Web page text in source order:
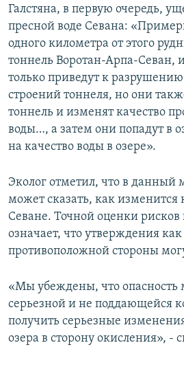
Галстяна, в первую очередь,
пресной воде Севана:
одного километра от этого
тоннель Воротан-Арпа-Севан,
только приведут к
строений тоннеля, но они
тоннель и изменят качество
воды…, а затем они попадут в
на качество воды в озере».
Эколог отметил, что в данный
может сказать, как изменится
Севане. Точной оценки рисков
означает, что утверждения как
противоположной стороны
«Мы убеждены, что опасность
серьезной и не поддающейся
получить серьезные
озера в сторону окисления», -